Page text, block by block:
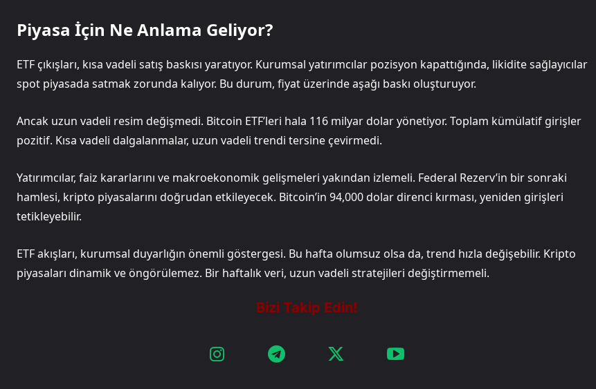
Piyasa İçin Ne Anlama Geliyor?
ETF çıkışları, kısa vadeli satış baskısı yaratıyor. Kurumsal yatırımcılar pozisyon kapattığında, likidite sağlayıcılar
spot piyasada satmak zorunda kalıyor. Bu durum, fiyat üzerinde aşağı baskı oluşturuyor.
Ancak uzun vadeli resim değişmedi. Bitcoin ETF’leri hala 116 milyar dolar yönetiyor. Toplam kümülatif girişler
pozitif. Kısa vadeli dalgalanmalar, uzun vadeli trendi tersine çevirmedi.
Yatırımcılar, faiz kararlarını ve makroekonomik gelişmeleri yakından izlemeli. Federal Rezerv’in bir sonraki
hamlesi, kripto piyasalarını doğrudan etkileyecek. Bitcoin’in 94,000 dolar direnci kırması, yeniden girişleri
tetikleyebilir.
ETF akışları, kurumsal duyarlığın önemli göstergesi. Bu hafta olumsuz olsa da, trend hızla değişebilir. Kripto
piyasaları dinamik ve öngörülemez. Bir haftalık veri, uzun vadeli stratejileri değiştirmemeli.